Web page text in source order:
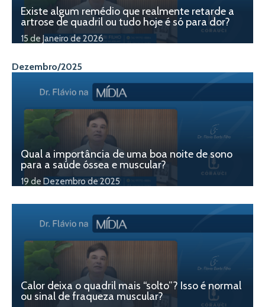
Existe algum remédio que realmente retarde a
artrose de quadril ou tudo hoje é só para dor?
15 de Janeiro de 2026
Dezembro/2025
Qual a importância de uma boa noite de sono
para a saúde óssea e muscular?
19 de Dezembro de 2025
Calor deixa o quadril mais “solto”? Isso é normal
ou sinal de fraqueza muscular?